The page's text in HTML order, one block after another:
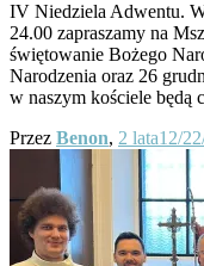
IV Niedziela Adwentu.
24.00 zapraszamy na
świętowanie Bożego
Narodzenia oraz 26
w naszym kościele będą
Przez Benon, 2 lata12/